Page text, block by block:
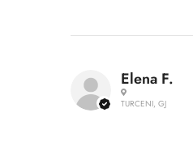
Elena F.
TURCENI, GJ